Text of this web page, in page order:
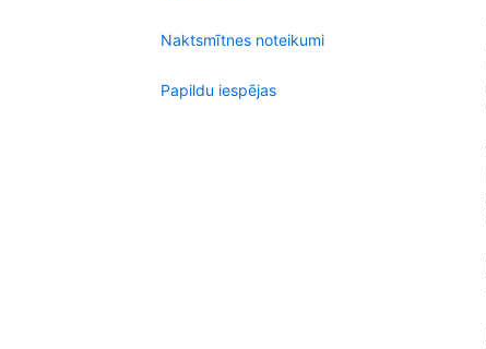
Naktsmītnes noteikumi
Papildu iespējas